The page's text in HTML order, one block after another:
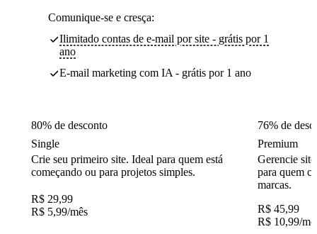
Comunique-se e cresça:
Ilimitado contas de e-mail por site - grátis por 1
ano
E-mail marketing com IA - grátis por 1 ano
80% de desconto
Single
Crie seu primeiro site. Ideal para quem está
começando ou para projetos simples.
R$ 29,99
R$ 5,99/mês
76% de
Premium
Gerencie
para quem
marcas.
R$ 45,99
R$ 10,99/